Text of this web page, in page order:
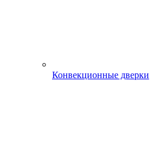
Конвекционные дверки